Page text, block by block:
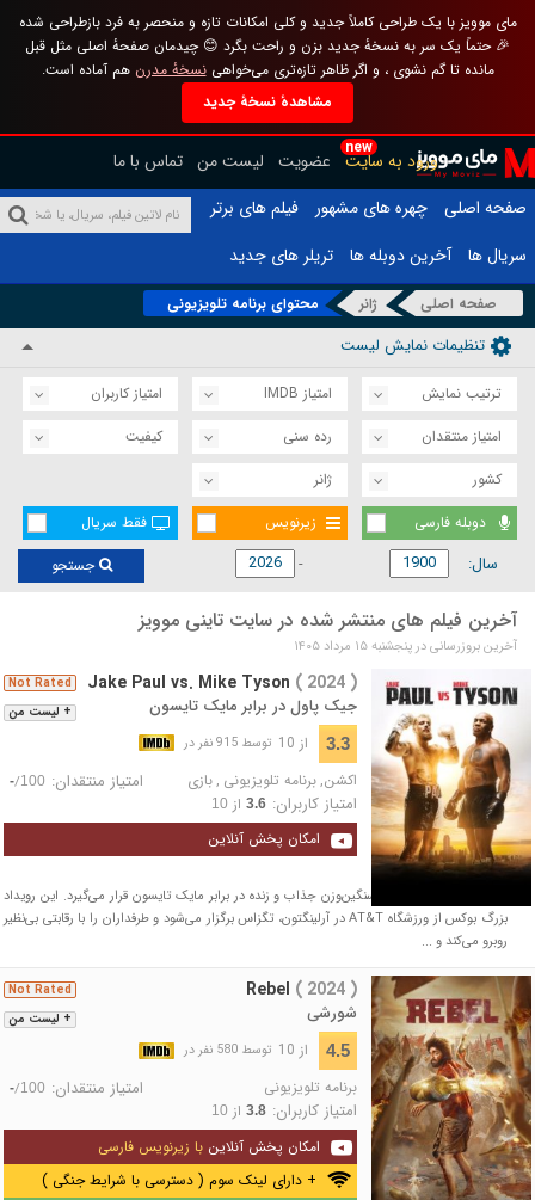
مای موویز با یک طراحی کاملاً جدید و کلی امکانات تازه و منحصر به فرد بازطراحی شده
🎉 حتماً یک سر به نسخهٔ جدید بزن و راحت بگرد 😊 چیدمان صفحهٔ اصلی مثل قبل
مانده تا گم نشوی ، و اگر ظاهر تازه‌تری می‌خواهینسخهٔ مدرن هم آماده است.
مشاهدهٔ نسخهٔ جدید
new
ورود به سایت عضویت لیست من تماس با ما
صفحه اصلی
چهره های مشهور
فیلم های برتر
سریال ها
آخرین دوبله ها تریلر های جدید
صفحه اصلی ژانر محتوای برنامه تلویزیونی
تنظیمات نمایش لیست
ترتیب نمایش امتیاز IMDB
امتیاز کاربران
امتیاز منتقدان
رده سنی
کیفیت
کشور
ژانر
دوبله فارسی
زیرنویس فقط سریال
سال: جستجو
آخرین فیلم های منتشر شده در سایت تاینی موویز
آخرین بروزرسانی در پنجشنبه ۱۵ مرداد ۱۴۰۵
+ لیست من
Not Rated Jake Paul vs. Mike Tyson ( 2024 )
جیک پاول در برابر مایک تایسون
3.3 از 10 توسط 915 نفر در
اکشن,برنامه تلویزیونی ,بازی امتیاز منتقدان: -/100
امتیاز کاربران: 3.6از 10
امکان پخش آنلاین
جیک پاول در یک مبارزه سنگین‌وزن جذاب و زنده در برابر مایک تایسون قرار می‌گیرد. این رویداد
بزرگ بوکس از ورزشگاه AT&T در آرلینگتون، تگزاس برگزار می‌شود و طرفداران را با رقابتی بی‌نظیر
روبرو می‌کند و ...
+ لیست من
Not Rated Rebel ( 2024 )
شورشی
4.5 از 10 توسط 580 نفر در
برنامه تلویزیونی امتیاز منتقدان: -/100
امتیاز کاربران: 3.8از 10
امکان پخش آنلاین با زیرنویس فارسی
+ دارای لینک سوم ( دسترسی با شرایط جنگی )